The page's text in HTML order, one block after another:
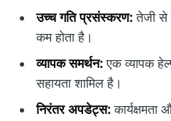
उच्च गति प्रसंस्करण:तेजी से
कम होता है।
व्यापक समर्थन:एक व्यापक
सहायता शामिल है।
निरंतर अपडेट्स:कार्यक्षमता